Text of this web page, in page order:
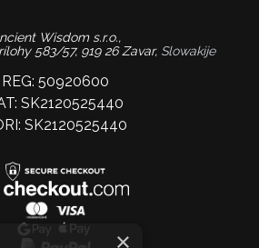
Wisdom s.r.o.,
583/57, 919 26 Zavar, Slowakije
REG: 50920600
SK2120525440
SK2120525440
×